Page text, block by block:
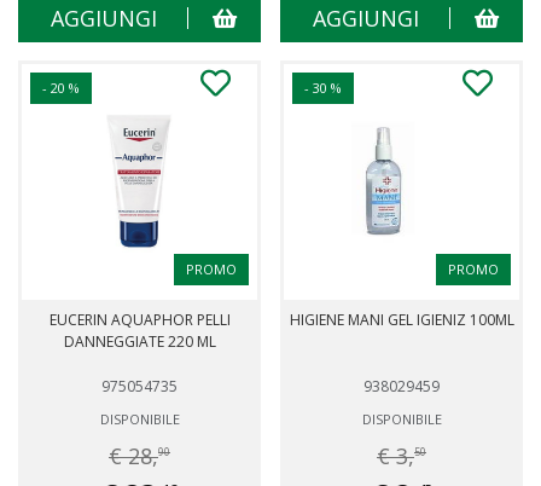
AGGIUNGI AGGIUNGI
- 20 %
PROMO
EUCERIN AQUAPHOR PELLI
DANNEGGIATE 220 ML
975054735
DISPONIBILE
€ 28,90
- 30 %
PROMO
HIGIENE MANI GEL IGIENIZ 100ML
938029459
DISPONIBILE
€ 3,50